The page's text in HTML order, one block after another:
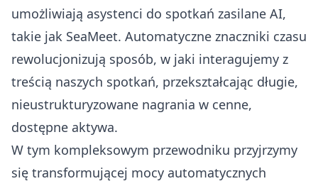
umożliwiają asystenci do spotkań zasilane AI,
takie jak SeaMeet. Automatyczne znaczniki czasu
rewolucjonizują sposób, w jaki interagujemy z
treścią naszych spotkań, przekształcając długie,
nieustrukturyzowane nagrania w cenne,
dostępne aktywa.
W tym kompleksowym przewodniku przyjrzymy
się transformującej mocy automatycznych